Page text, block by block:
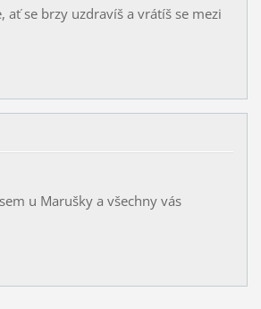
ať se brzy uzdravíš a vrátíš se mezi
u Marušky a všechny vás